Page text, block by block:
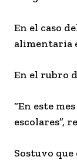
En el caso
alimentaria
En el rubro
“En este
escolares”,
Sostuvo